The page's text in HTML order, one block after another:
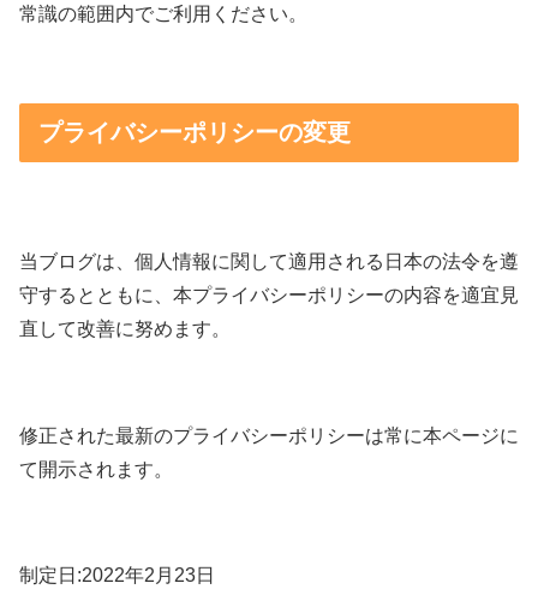
常識の範囲内でご利用ください。
プライバシーポリシーの変更
当ブログは、個人情報に関して適用される日本の法令を遵
守するとともに、本プライバシーポリシーの内容を適宜見
直して改善に努めます。
修正された最新のプライバシーポリシーは常に本ページに
て開示されます。
制定日:2022年2月23日